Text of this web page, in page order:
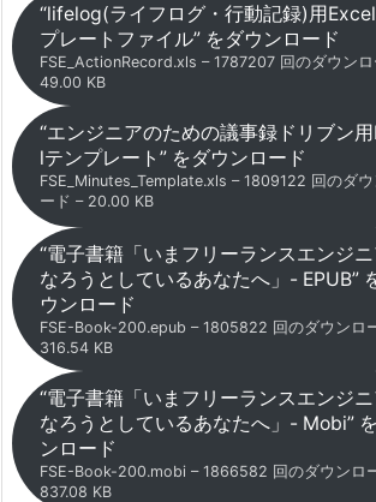
“lifelog(ライフログ・行動記録)用
プレートファイル” をダウンロード
FSE_ActionRecord.xls – 1787207 回のダウン
49.00 KB
“エンジニアのための議事録ドリブン
lテンプレート” をダウンロード
FSE_Minutes_Template.xls – 1809122 回のダウ
ード – 20.00 KB
“電子書籍「いまフリーランスエンジ
なろうとしているあなたへ」- EPUB”
ウンロード
FSE-Book-200.epub – 1805822 回のダウンロ
316.54 KB
“電子書籍「いまフリーランスエンジ
なろうとしているあなたへ」- Mobi”
ンロード
FSE-Book-200.mobi – 1866582 回のダウンロ
837.08 KB